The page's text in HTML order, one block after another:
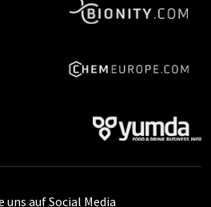
uns auf Social Media